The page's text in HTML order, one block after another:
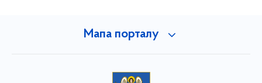
Мапа порталу